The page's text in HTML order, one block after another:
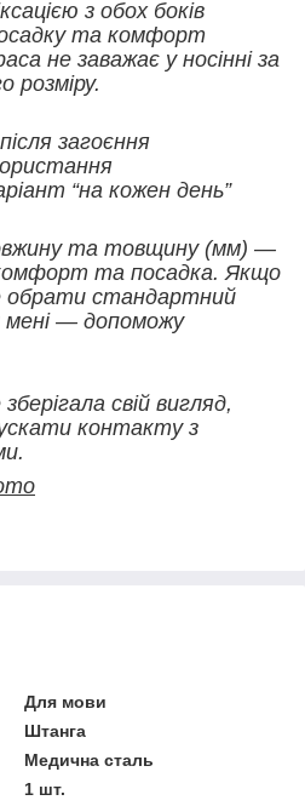
з обох боків
та комфорт
не заважає у носінні за
розміру.
загоєння
“на кожен день”
та товщину (мм) —
та посадка. Якщо
обрати стандартний
мені — допоможу
свій вигляд,
контакту з
Для мови
Штанга
Медична сталь
1 шт.